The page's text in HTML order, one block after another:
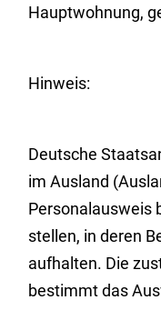
Hauptwohnung,
Hinweis:
Deutsche
im Ausland
Personalausweis
stellen, in deren
aufhalten. Die
bestimmt das